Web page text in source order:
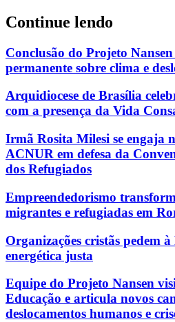
Continue lendo
Conclusão do Projeto Nansen
permanente sobre clima e
Arquidiocese de Brasília
com a presença da Vida
Irmã Rosita Milesi se engaja
ACNUR em defesa da
dos Refugiados
Empreendedorismo
migrantes e refugiadas em
Organizações cristãs pedem
energética justa
Equipe do Projeto Nansen
Educação e articula novos
deslocamentos humanos e